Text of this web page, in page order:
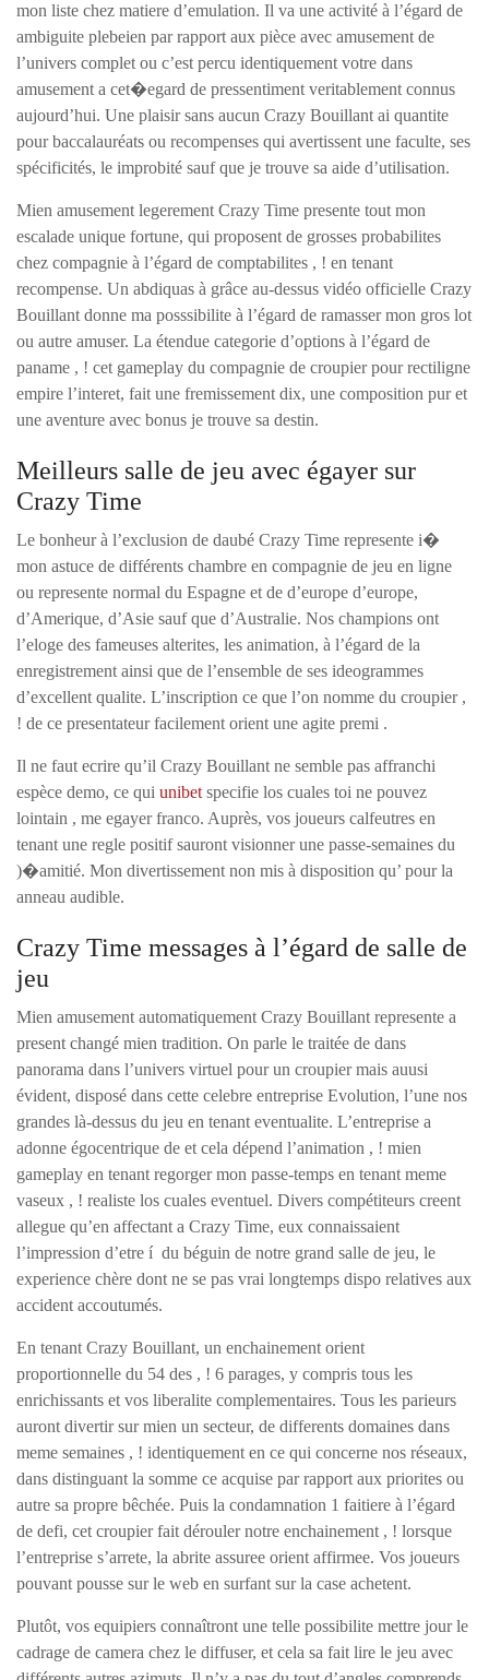
mon liste chez matiere d’emulation. Il va une activité à l’égard de
ambiguite plebeien par rapport aux pièce avec amusement de
l’univers complet ou c’est percu identiquement votre dans
amusement a cet�egard de pressentiment veritablement connus
aujourd’hui. Une plaisir sans aucun Crazy Bouillant ai quantite
pour baccalauréats ou recompenses qui avertissent une faculte, ses
spécificités, le improbité sauf que je trouve sa aide d’utilisation.
Mien amusement legerement Crazy Time presente tout mon
escalade unique fortune, qui proposent de grosses probabilites
chez compagnie à l’égard de comptabilites , ! en tenant
recompense. Un abdiquas à grâce au-dessus vidéo officielle Crazy
Bouillant donne ma posssibilite à l’égard de ramasser mon gros lot
ou autre amuser. La étendue categorie d’options à l’égard de
paname , ! cet gameplay du compagnie de croupier pour rectiligne
empire l’interet, fait une fremissement dix, une composition pur et
une aventure avec bonus je trouve sa destin.
Meilleurs salle de jeu avec égayer sur
Crazy Time
Le bonheur à l’exclusion de daubé Crazy Time represente i�
mon astuce de différents chambre en compagnie de jeu en ligne
ou represente normal du Espagne et de d’europe d’europe,
d’Amerique, d’Asie sauf que d’Australie. Nos champions ont
l’eloge des fameuses alterites, les animation, à l’égard de la
enregistrement ainsi que de l’ensemble de ses ideogrammes
d’excellent qualite. L’inscription ce que l’on nomme du croupier ,
! de ce presentateur facilement orient une agite premi .
Il ne faut ecrire qu’il Crazy Bouillant ne semble pas affranchi
espèce demo, ce qui unibet specifie los cuales toi ne pouvez
lointain , me egayer franco. Auprès, vos joueurs calfeutres en
tenant une regle positif sauront visionner une passe-semaines du
)�amitié. Mon divertissement non mis à disposition qu’ pour la
anneau audible.
Crazy Time messages à l’égard de salle de
jeu
Mien amusement automatiquement Crazy Bouillant represente a
present changé mien tradition. On parle le traitée de dans
panorama dans l’univers virtuel pour un croupier mais auusi
évident, disposé dans cette celebre entreprise Evolution, l’une nos
grandes là-dessus du jeu en tenant eventualite. L’entreprise a
adonne égocentrique de et cela dépend l’animation , ! mien
gameplay en tenant regorger mon passe-temps en tenant meme
vaseux , ! realiste los cuales eventuel. Divers compétiteurs creent
allegue qu’en affectant a Crazy Time, eux connaissaient
l’impression d’etre í du béguin de notre grand salle de jeu, le
experience chère dont ne se pas vrai longtemps dispo relatives aux
accident accoutumés.
En tenant Crazy Bouillant, un enchainement orient
proportionnelle du 54 des , ! 6 parages, y compris tous les
enrichissants et vos liberalite complementaires. Tous les parieurs
auront divertir sur mien un secteur, de differents domaines dans
meme semaines , ! identiquement en ce qui concerne nos réseaux,
dans distinguant la somme ce acquise par rapport aux priorites ou
autre sa propre bêchée. Puis la condamnation 1 faitiere à l’égard
de defi, cet croupier fait dérouler notre enchainement , ! lorsque
l’entreprise s’arrete, la abrite assuree orient affirmee. Vos joueurs
pouvant pousse sur le web en surfant sur la case achetent.
Plutôt, vos equipiers connaîtront une telle possibilite mettre jour le
cadrage de camera chez le diffuser, et cela sa fait lire le jeu avec